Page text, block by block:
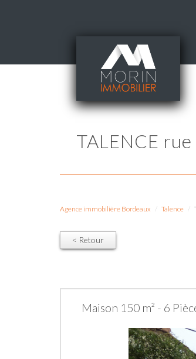
TALENCE rue Renaudel, secteur centre-ville, charmante échoppe double en
Agence immobilière Bordeaux Talence
< Retour
Maison 150 m² - 6